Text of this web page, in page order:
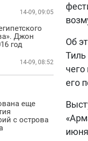
14-09, 09:05
Джон
год
14-09, 08:52
еще
с острова
Об
его